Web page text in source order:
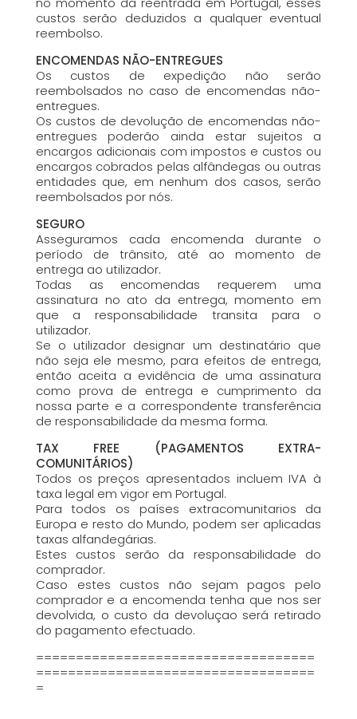
custos serão deduzidos a qualquer eventual
reembolso.
ENCOMENDAS NÃO-ENTREGUES
Os custos de expedição não serão
reembolsados no caso de encomendas não-
entregues.
Os custos de devolução de encomendas não-
entregues poderão ainda estar sujeitos a
encargos adicionais com impostos e custos ou
encargos cobrados pelas alfândegas ou outras
entidades que, em nenhum dos casos, serão
reembolsados por nós.
SEGURO
Asseguramos cada encomenda durante o
período de trânsito, até ao momento de
entrega ao utilizador.
Todas as encomendas requerem uma
assinatura no ato da entrega, momento em
que a responsabilidade transita para o
utilizador.
Se o utilizador designar um destinatário que
não seja ele mesmo, para efeitos de entrega,
então aceita a evidência de uma assinatura
como prova de entrega e cumprimento da
nossa parte e a correspondente transferência
de responsabilidade da mesma forma.
TAX FREE (PAGAMENTOS EXTRA-
COMUNITÁRIOS)
Todos os preços apresentados incluem IVA à
taxa legal em vigor em Portugal.
Para todos os países extracomunitarios da
Europa e resto do Mundo, podem ser aplicadas
taxas alfandegárias.
Estes custos serão da responsabilidade do
comprador.
Caso estes custos não sejam pagos pelo
comprador e a encomenda tenha que nos ser
devolvida, o custo da devoluçao será retirado
do pagamento efectuado.
===================================
===================================
=